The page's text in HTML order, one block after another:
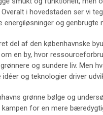
i hovedstaden ser vi
energiløsninger og genbrugte
del af den københavnske
en by, hvor
og sundere liv. Men
og teknologier driver
grønne bølge og
for en mere